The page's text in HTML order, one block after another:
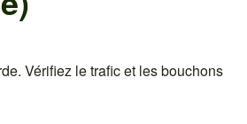
Vérifiez le trafic et les bouchons